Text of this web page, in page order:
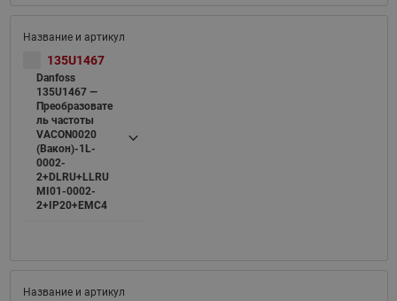
135U1467
Danfoss
135U1467 —
Преобразовате
ль частоты
VACON0020
(Вакон)-1L-
0002-
2+DLRU+LLRU
MI01-0002-
2+IP20+EMC4